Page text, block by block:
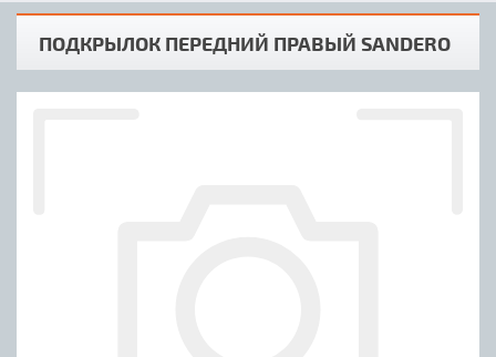
ПОДКРЫЛОК ПЕРЕДНИЙ ПРАВЫЙ SANDERO